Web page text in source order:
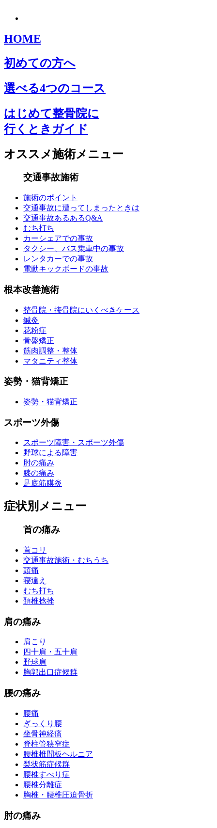
HOME
初めての方へ
選べる4つのコース
はじめて整骨院に
行くときガイド
オススメ施術メニュー
交通事故施術
施術のポイント
交通事故に遭ってしまったときは
交通事故あるあるQ&A
むち打ち
カーシェアでの事故
タクシー、バス乗車中の事故
レンタカーでの事故
電動キックボードの事故
根本改善施術
整骨院・接骨院にいくべきケース
鍼灸
花粉症
骨盤矯正
筋肉調整・整体
マタニティ整体
姿勢・猫背矯正
姿勢・猫背矯正
スポーツ外傷
スポーツ障害・スポーツ外傷
野球による障害
肘の痛み
膝の痛み
足底筋膜炎
症状別メニュー
首の痛み
首コリ
交通事故施術・むちうち
頭痛
寝違え
むち打ち
頚椎捻挫
肩の痛み
肩こり
四十肩・五十肩
野球肩
胸郭出口症候群
腰の痛み
腰痛
ぎっくり腰
坐骨神経痛
脊柱管狭窄症
腰椎椎間板ヘルニア
梨状筋症候群
腰椎すべり症
腰椎分離症
胸椎・腰椎圧迫骨折
肘の痛み